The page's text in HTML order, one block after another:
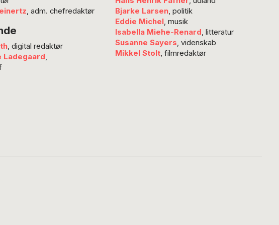
kun én nats manglende
nattesøvn, mindst to.
Midtjyllands målmand,
Elias Olafsson, ikke…
, adm. chefredaktør
, digital redaktør
Ladegaard,
Bjarke Larsen, politik
Eddie Michel , musik
Isabella Miehe-Renard , litteratur
Susanne Sayers, videnskab
Mikkel Stolt, filmredaktør